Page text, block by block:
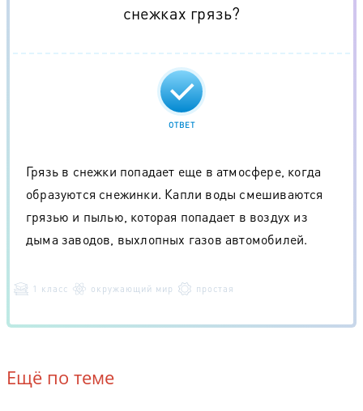
снежках грязь?
ОТВЕТ
Грязь в снежки попадает еще в атмосфере, когда
образуются снежинки. Капли воды смешиваются
грязью и пылью, которая попадает в воздух из
дыма заводов, выхлопных газов автомобилей.
1 класс окружающий мир простая
Ещё по теме